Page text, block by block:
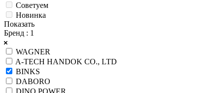
Советуем
Новинка
Показать
Бренд : 1
WAGNER
A-TECH HANDOK CO., LTD
BINKS
DABORO
DINO POWER